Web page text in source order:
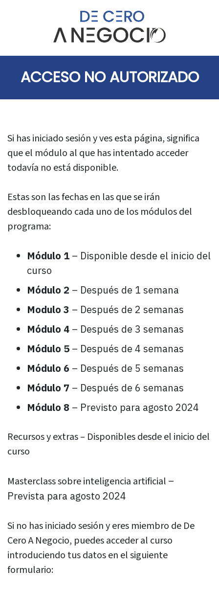
ACCESO NO AUTORIZADO
Si has iniciado sesión y ves esta página, significa
que el módulo al que has intentado acceder
todavía no está disponible.
Estas son las fechas en las que se irán
desbloqueando cada uno de los módulos del
programa:
Módulo 1 – Disponible desde el inicio del
curso
Módulo 2 – Después de 1 semana
Modulo 3 – Después de 2 semanas
Módulo 4 – Después de 3 semanas
Módulo 5 – Después de 4 semanas
Módulo 6 – Después de 5 semanas
Módulo 7 – Después de 6 semanas
Módulo 8 – Previsto para agosto 2024
Recursos y extras – Disponibles desde el inicio del
curso
Masterclass sobre inteligencia artificial –
Prevista para agosto 2024
Si no has iniciado sesión y eres miembro de De
Cero A Negocio, puedes acceder al curso
introduciendo tus datos en el siguiente
formulario: